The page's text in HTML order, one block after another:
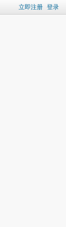
立即注册 登录